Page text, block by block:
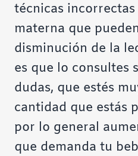
técnicas
materna que
disminución de la
es que lo consultes
dudas, que estés
cantidad que estás
por lo general
que demanda tu